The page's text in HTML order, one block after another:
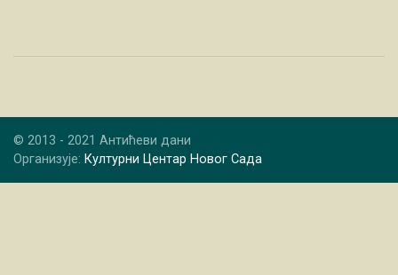
© 2013 - 2021 Антићеви дани
Организује: Културни Центар Новог Сада